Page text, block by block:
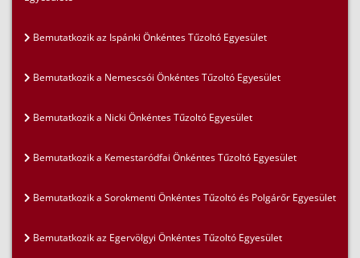
Bemutatkozik az Ispánki Önkéntes Tűzoltó Egyesület
Bemutatkozik a Nemescsói Önkéntes Tűzoltó Egyesület
Bemutatkozik a Nicki Önkéntes Tűzoltó Egyesület
Bemutatkozik a Kemestaródfai Önkéntes Tűzoltó Egyesület
Bemutatkozik a Sorokmenti Önkéntes Tűzoltó és Polgárőr Egyesület
Bemutatkozik az Egervölgyi Önkéntes Tűzoltó Egyesület